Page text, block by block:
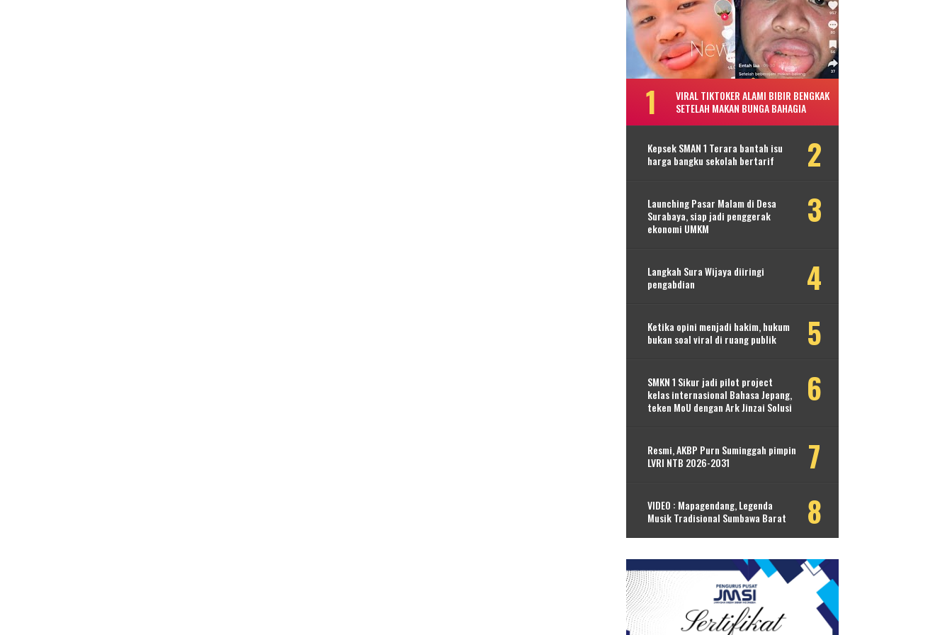
VIRAL TIKTOKER ALAMI BIBIR BENGKAK
SETELAH MAKAN BUNGA BAHAGIA
Kepsek SMAN 1 Terara bantah isu
harga bangku sekolah bertarif
Launching Pasar Malam di Desa
Surabaya, siap jadi penggerak
ekonomi UMKM
Langkah Sura Wijaya diiringi
pengabdian
Ketika opini menjadi hakim, hukum
bukan soal viral di ruang publik
SMKN 1 Sikur jadi pilot project
kelas internasional Bahasa Jepang,
teken MoU dengan Ark Jinzai Solusi
Resmi, AKBP Purn Suminggah pimpin
LVRI NTB 2026-2031
VIDEO : Mapagendang, Legenda
Musik Tradisional Sumbawa Barat